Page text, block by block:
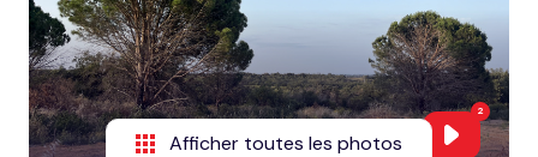
notre
agence
nos
partenaires
2
Afficher toutes les photos